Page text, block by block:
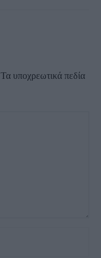
Τα υποχρεωτικά πεδία